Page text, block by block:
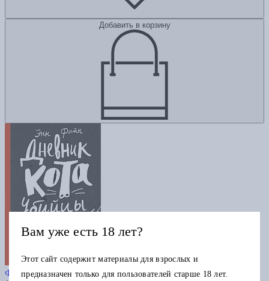
Добавить в корзину
Дневник кота-убийцы. Все истории
Файн Э.
Вам уже есть 18 лет?
Этот сайт содержит материалы для взрослых и
предназначен только для пользователей старше 18 лет.